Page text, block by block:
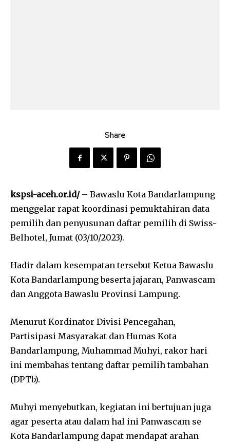
Share
kspsi-aceh.or.id/– Bawaslu Kota Bandarlampung
menggelar rapat koordinasi pemuktahiran data
pemilih dan penyusunan daftar pemilih di Swiss-
Belhotel, Jumat (03/10/2023).
Hadir dalam kesempatan tersebut Ketua Bawaslu
Kota Bandarlampung beserta jajaran, Panwascam
dan Anggota Bawaslu Provinsi Lampung.
Menurut Kordinator Divisi Pencegahan,
Partisipasi Masyarakat dan Humas Kota
Bandarlampung, Muhammad Muhyi, rakor hari
ini membahas tentang daftar pemilih tambahan
(DPTb).
Muhyi menyebutkan, kegiatan ini bertujuan juga
agar peserta atau dalam hal ini Panwascam se
Kota Bandarlampung dapat mendapat arahan